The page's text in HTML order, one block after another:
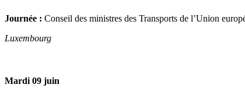
Journée : Conseil des ministres des Transports de l’Union
Luxembourg
Mardi 09 juin